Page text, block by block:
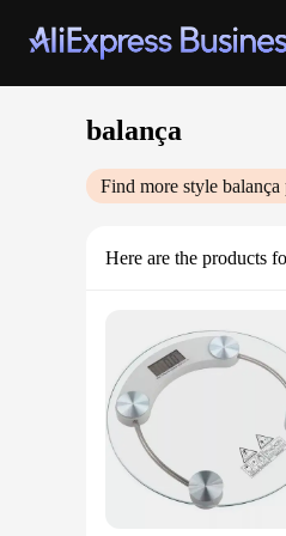
balança
Find more style balança
Here are the products